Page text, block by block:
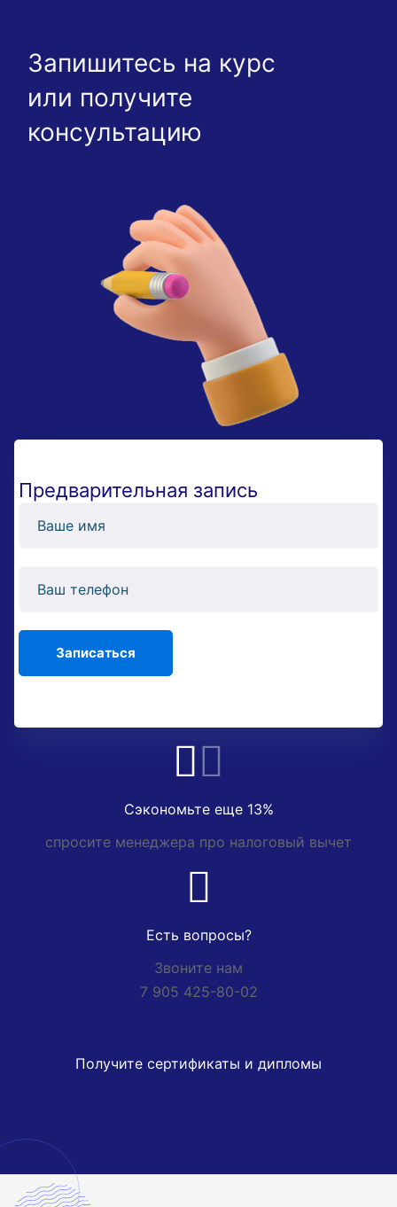
Запишитесь на курс
или получите
консультацию
Предварительная запись
Сэкономьте еще 13%
спросите менеджера про налоговый вычет
Есть вопросы?
Звоните нам
7 905 425-80-02
Получите сертификаты и дипломы